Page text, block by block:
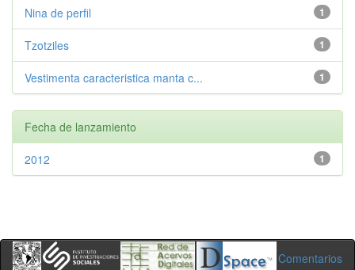
1
Nina de perfil
1
Tzotziles
1
Vestimenta caracteristica manta c...
Fecha de lanzamiento
1
2012
Comentarios